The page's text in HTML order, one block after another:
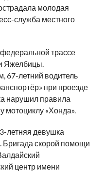
молодая
служба местного
трассе
Яжелбицы.
67-летний водитель
при проезде
нарушил правила
мотоциклу «Хонда».
летняя девушка
Бригада скорой помощи
центр имени